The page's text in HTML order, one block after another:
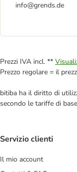
info@grends.de
Prezzi IVA incl. **
Prezzo regolare = il
bitiba ha il diritto di
secondo le tariffe di
Servizio clienti
Il mio account